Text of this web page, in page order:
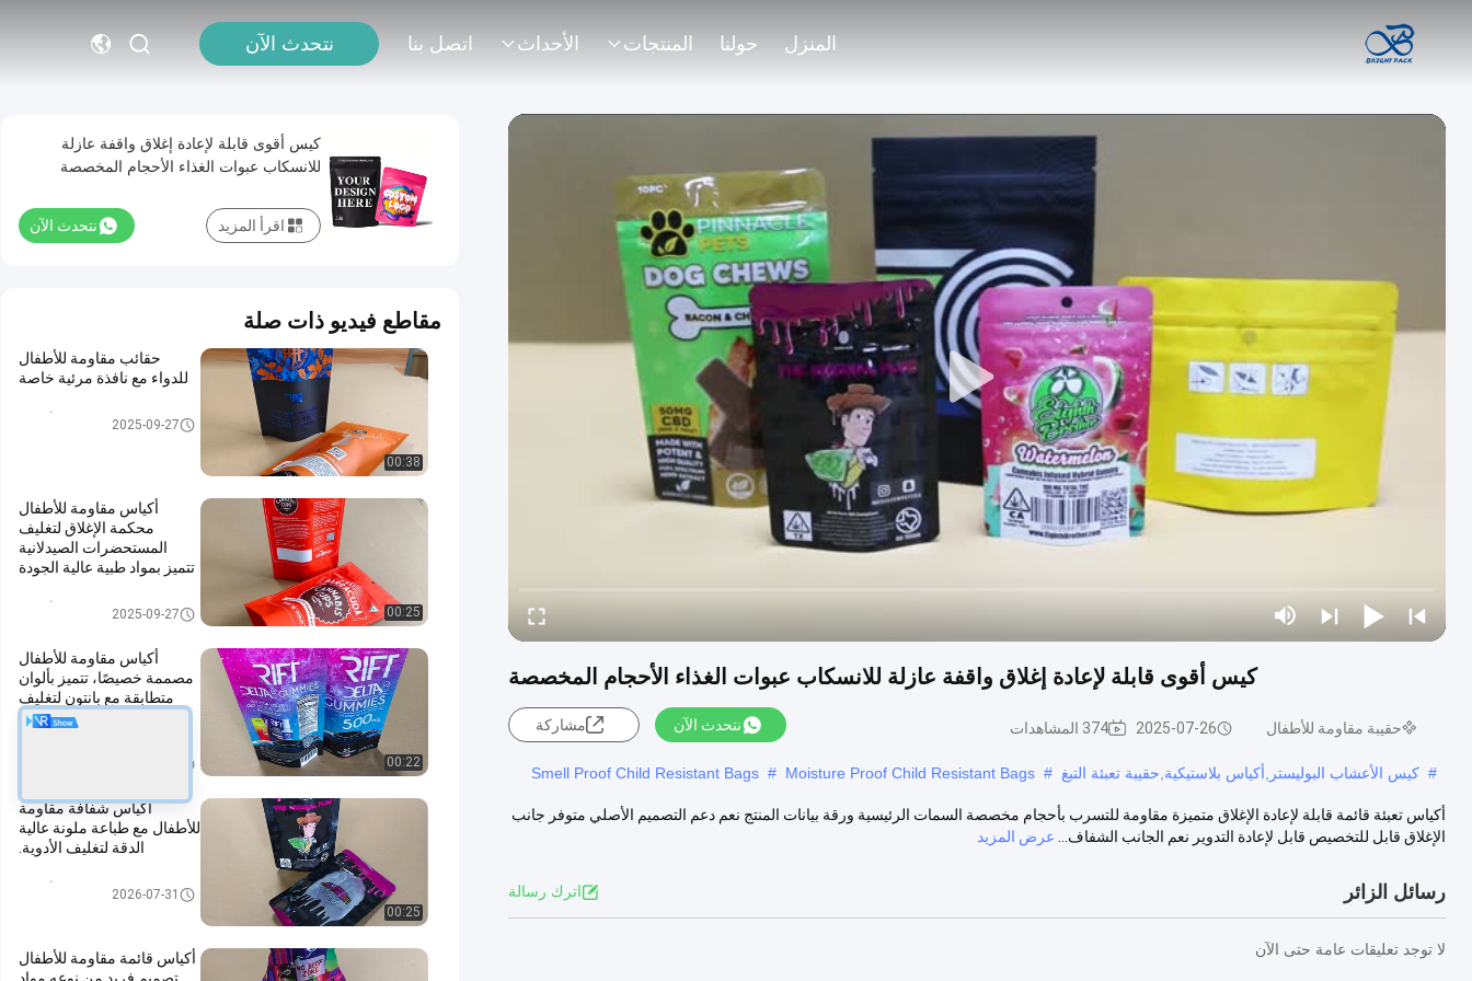
المنزل حولنا المنتجات الأحداث اتصل بنا نتحدث الآن
كيس أقوى قابلة لإعادة إغلاق واقفة عازلة للانسكاب عبوات الغذاء الأحجام المخصصة
حقيبة مقاومة للأطفال 2025-07-26 374 المشاهدات نتحدث الآن مشاركة
# كيس الأعشاب البوليستر,أكياس بلاستيكية,حقيبة تعبئة التبغ #
Moisture Proof Child Resistant Bags
#
Smell Proof Child Resistant Bags
أكياس تعبئة قائمة قابلة لإعادة الإغلاق متميزة مقاومة للتسرب بأحجام مخصصة السمات الرئيسية ورقة بيانات المنتج نعم دعم التصميم الأصلي متوفر جانب
الإغلاق قابل للتخصيص قابل لإعادة التدوير نعم الجانب الشفاف...
عرض المزيد
رسائل الزائر اترك رسالة
لا توجد تعليقات عامة حتى الآن
كيس أقوى قابلة لإعادة إغلاق واقفة عازلة
للانسكاب عبوات الغذاء الأحجام المخصصة
نتحدث الآن اقرأ المزيد
مقاطع فيديو ذات صلة
00:38
حقائب مقاومة للأطفال
للدواء مع نافذة مرئية خاصة
حقيبة مقاومة للأطفال2025-09-27
00:25
أكياس مقاومة للأطفال
محكمة الإغلاق لتغليف
المستحضرات الصيدلانية
تتميز بمواد طبية عالية الجودة
حقيبة مقاومة للأطفال2025-09-27
00:22
أكياس مقاومة للأطفال
مصممة خصيصًا، تتميز بألوان
متطابقة مع بانتون لتغليف
المستحضرات الصيدلانية.
00:25
أكياس شفافة مقاومة
للأطفال مع طباعة ملونة عالية
الدقة لتغليف الأدوية.
حقيبة مقاومة للأطفال2026-07-31
أكياس قائمة مقاومة للأطفال